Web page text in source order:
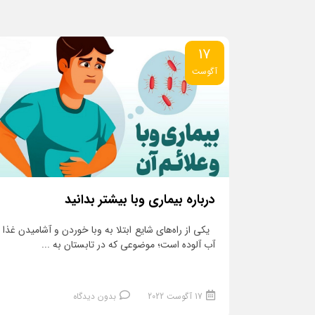
17
آگوست
درباره بیماری وبا بیشتر بدانید
یکی از راه‌های شایع ابتلا به وبا خوردن و آشامیدن
آب آلوده است؛ موضوعی که در تابستان به ...
17 آگوست 2022 بدون دیدگاه